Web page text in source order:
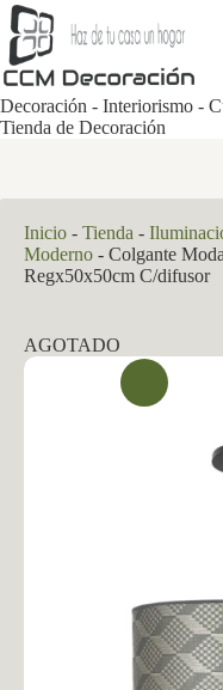
Saltar
al
contenido
Decoración - Interiorismo -
Tienda de Decoración
Inicio - Tienda -
Moderno - Colgante
Regx50x50cm C/difusor
AGOTADO